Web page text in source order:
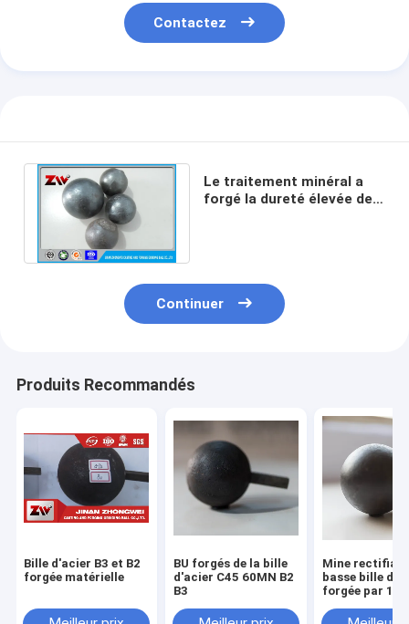
Contactez
Le traitement minéral a
forgé la dureté élevée de
Continuer
Produits Recommandés
Bille d'acier B3 et B2
forgée matérielle
BU forgés de la bille
d'acier C45 60MN B2
B3
Mine
basse bille
forgée par